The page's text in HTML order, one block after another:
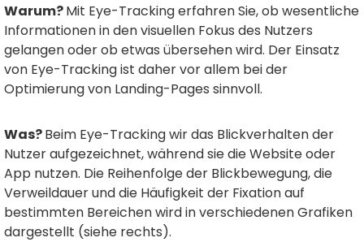
Warum?Mit Eye-Tracking erfahren Sie, ob wesentliche
Informationen in den visuellen Fokus des Nutzers
gelangen oder ob etwas übersehen wird. Der Einsatz
von Eye-Tracking ist daher vor allem bei der
Optimierung von Landing-Pages sinnvoll.
Was?Beim Eye-Tracking wir das Blickverhalten der
Nutzer aufgezeichnet, während sie die Website oder
App nutzen. Die Reihenfolge der Blickbewegung, die
Verweildauer und die Häufigkeit der Fixation auf
bestimmten Bereichen wird in verschiedenen Grafiken
dargestellt (siehe rechts).